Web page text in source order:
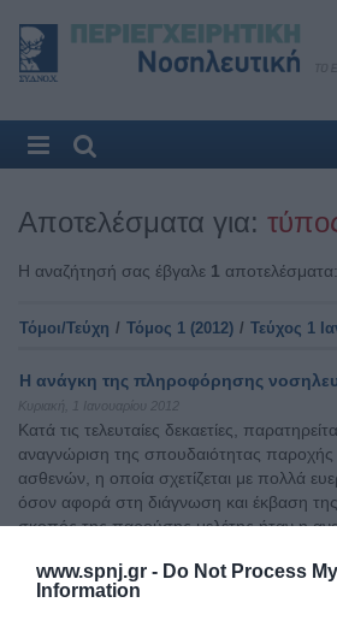
www.spnj.gr - Do Not Process
Information
Αποτελέσματα για:
Η αναζήτησή σας έβγαλε 1 αποτελέσματα:
Τόμοι/Τεύχη / Τόμος 1 (2012) / Τεύχος 1
H ανάγκη της πληροφόρησης
Κυριακή, 1 Ιανουαρίου 2012
Kατά τις τελευταίες δεκαετίες,
αναγνώριση της σπουδαιότητας
ασθενών, η οποία σχετίζεται με πολλά
όσον αφορά στη διάγνωση και έκβαση
σκοπός της παρούσης μελέτης ήταν η
νοσηλευομένων ασθενών. Υλικό και
περιελάμβανε